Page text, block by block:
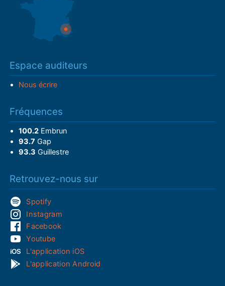
Espace auditeurs
Nous écrire
Fréquences
100.2Embrun
93.7 Gap
93.3 Guillestre
Retrouvez-nous sur
Spotify
Instagram
Facebook
Youtube
L'application iOS
L'application Android